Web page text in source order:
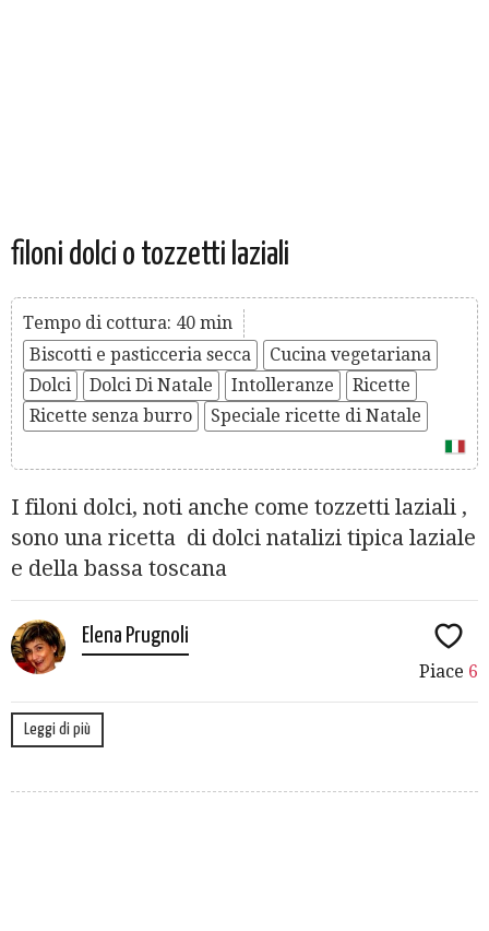
filoni dolci o tozzetti laziali
Tempo di cottura: 40 min
Biscotti e pasticceria secca
Cucina vegetariana
Dolci
Dolci Di Natale Intolleranze
Ricette
Ricette senza burro
Speciale ricette di Natale
I filoni dolci, noti anche come tozzetti laziali ,
sono una ricetta di dolci natalizi tipica laziale
e della bassa toscana
Elena Prugnoli
Piace 6
Leggi di più